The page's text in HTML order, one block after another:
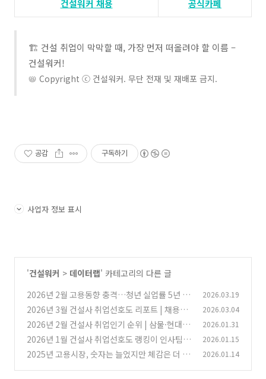
건설워커 채용​
공식카페
🏗️ 건설 취업이 막막할 때, 가장 먼저 떠올려야 할 이름 –
건설워커!
📛 Copyright ⓒ 건설워커. 무단 전재 및 재배포 금지.
공감 구독하기
사업자 정보 표시
'건설워커 > 데이터랩' 카테고리의 다른 글
2026년 2월 고용동향 충격…청년 실업률 5년 최
고·건설업 22개월 연속 감소
(0)
2026.03.19
2026년 3월 건설사 취업선호도 리포트 | 채용을
멈춘 순간, 기업 순위도 멈춘다 (0)
2026.03.04
2026년 2월 건설사 취업인기 순위 | 삼물·현대·
DL이앤씨·현엔·GS 순 (1)
2026.01.31
2026년 1월 건설사 취업선호도 랭킹이 인사팀에
던지는 경고
(0)
2026.01.15
2025년 고용시장, 숫자는 늘었지만 체감은 더 차
2026.01.14